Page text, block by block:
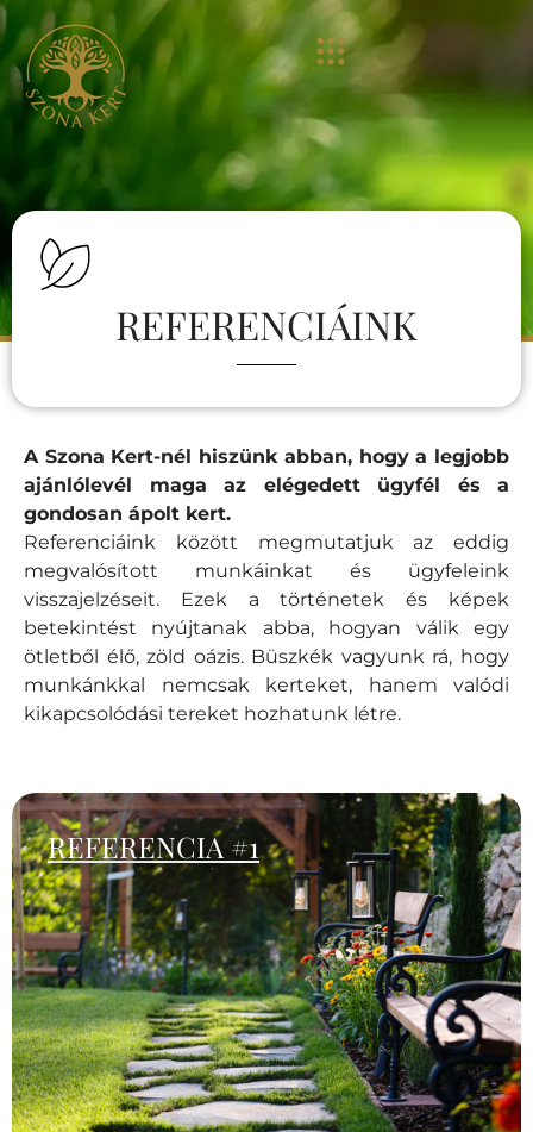
REFERENCIÁINK
A Szona Kert-nél hiszünk abban, hogy a legjobb
ajánlólevél maga az elégedett ügyfél és a
gondosan ápolt kert.
Referenciáink között megmutatjuk az eddig
megvalósított munkáinkat és ügyfeleink
visszajelzéseit. Ezek a történetek és képek
betekintést nyújtanak abba, hogyan válik egy
ötletből élő, zöld oázis. Büszkék vagyunk rá, hogy
munkánkkal nemcsak kerteket, hanem valódi
kikapcsolódási tereket hozhatunk létre.
REFERENCIA #1